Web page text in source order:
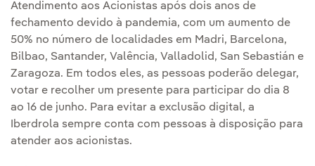
Atendimento aos Acionistas após dois anos de
fechamento devido à pandemia, com um aumento de
50% no número de localidades em Madri, Barcelona,
Bilbao, Santander, Valência, Valladolid, San Sebastián e
Zaragoza. Em todos eles, as pessoas poderão delegar,
votar e recolher um presente para participar do dia 8
ao 16 de junho. Para evitar a exclusão digital, a
Iberdrola sempre conta com pessoas à disposição para
atender aos acionistas.